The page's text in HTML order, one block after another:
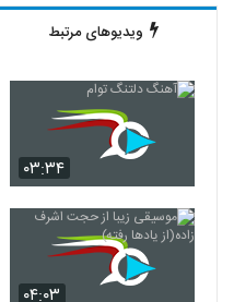
ویدیوهای مرتبط
۰۳:۳۴
۰۴:۰۳